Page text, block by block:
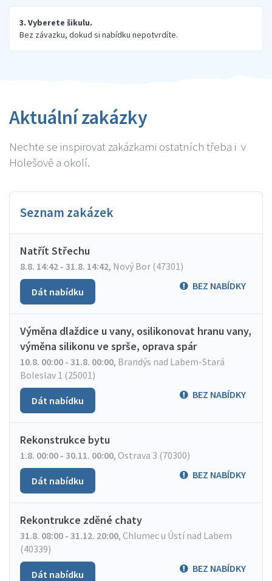
3. Vyberete šikulu.
Bez závazku, dokud si nabídku nepotvrdíte.
Aktuální zakázky
Nechte se inspirovat zakázkami ostatních třeba i v
Holešově a okolí.
Seznam zakázek
Natřít Střechu
8.8. 14:42 - 31.8. 14:42, Nový Bor (47301)
BEZ NABÍDKY
Dát nabídku
Výměna dlaždice u vany, osilikonovat hranu vany,
výměna silikonu ve sprše, oprava spár
10.8. 00:00 - 31.8. 00:00, Brandýs nad Labem-Stará
Boleslav 1 (25001)
BEZ NABÍDKY
Dát nabídku
Rekonstrukce bytu
1.8. 00:00 - 30.11. 00:00, Ostrava 3 (70300)
BEZ NABÍDKY
Dát nabídku
Rekontrukce zděné chaty
31.8. 08:00 - 31.12. 20:00, Chlumec u Ústí nad Labem
(40339)
BEZ NABÍDKY
Dát nabídku